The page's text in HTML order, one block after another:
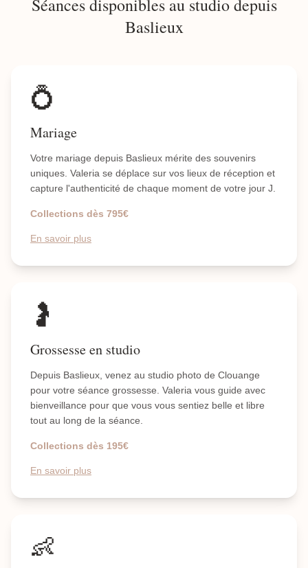
Séances disponibles au studio depuis
Baslieux
💍
Mariage
Votre mariage depuis Baslieux mérite des souvenirs
uniques. Valeria se déplace sur vos lieux de réception et
capture l'authenticité de chaque moment de votre jour J.
Collections dès 795€
En savoir plus
🤰
Grossesse en studio
Depuis Baslieux, venez au studio photo de Clouange
pour votre séance grossesse. Valeria vous guide avec
bienveillance pour que vous vous sentiez belle et libre
tout au long de la séance.
Collections dès 195€
En savoir plus
👶